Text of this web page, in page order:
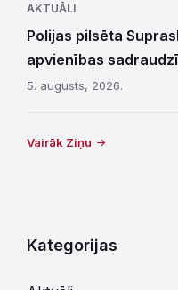
AKTUĀLI
Polijas pilsēta
apvienības
5. augusts, 2026.
Vairāk Ziņu
Kategorijas